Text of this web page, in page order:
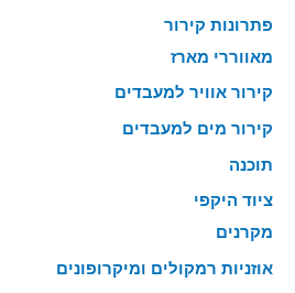
פתרונות קירור
מאווררי מארז
קירור אוויר למעבדים
קירור מים למעבדים
תוכנה
ציוד היקפי
מקרנים
אוזניות רמקולים ומיקרופונים